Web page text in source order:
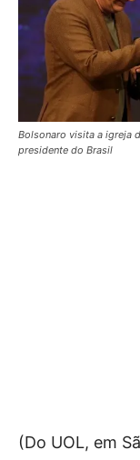
Bolsonaro visita a igreja
presidente do Brasil
(Do UOL, em